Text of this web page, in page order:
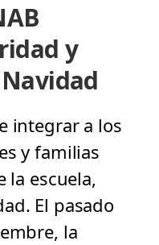
y
integrar a los
y familias
la escuela,
El pasado
la